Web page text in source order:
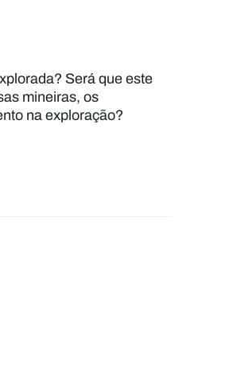
Será que este
mineiras, os
na exploração?